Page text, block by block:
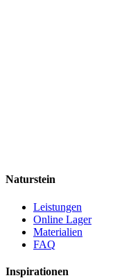
Naturstein
Leistungen
Online Lager
Materialien
FAQ
Inspirationen